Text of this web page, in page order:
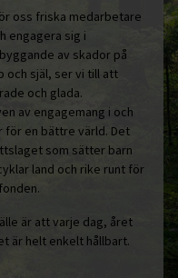
oss friska medarbetare
engagera sig i
av skador på
och själ, ser vi till att
och glada.
av engagemang i och
för en bättre värld. Det
som sätter barn
land och rike runt för
är att varje dag, året
är helt enkelt hållbart.